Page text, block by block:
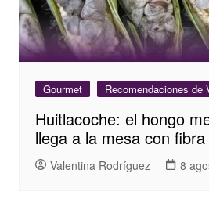
Gourmet Recomendaciones de
Huitlacoche: el hongo
llega a la mesa con
Valentina Rodríguez 8